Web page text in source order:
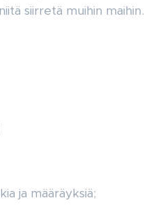
siirretä muihin maihin.
ja määräyksiä;